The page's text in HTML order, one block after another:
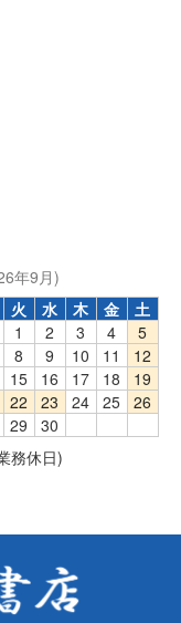
年9月)
火 水 木 金
土
1
2 3 4
5
8 9 10 11
12
15 16 17 18
19
22 23 24 25
26
29
30
務休日)